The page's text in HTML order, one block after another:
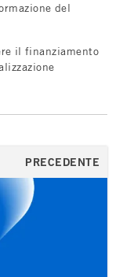
del
il finanziamento
PRECEDENTE